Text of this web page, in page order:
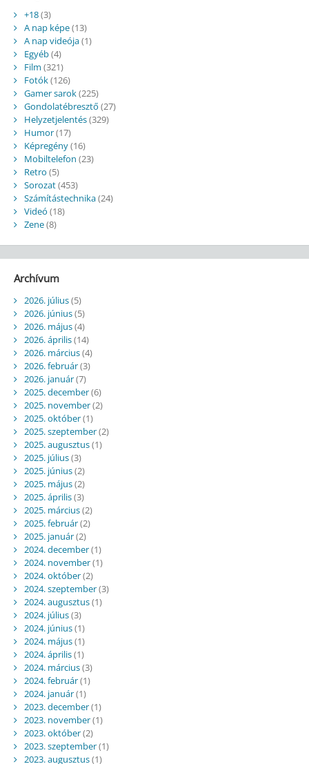
+18(3)
A nap képe(13)
A nap videója(1)
Egyéb(4)
Film (321)
Fotók(126)
Gamer sarok(225)
Gondolatébresztő (27)
Helyzetjelentés(329)
Humor(17)
Képregény(16)
Mobiltelefon (23)
Retro (5)
Sorozat(453)
Számítástechnika(24)
Videó (18)
Zene(8)
Archívum
2026. július(5)
2026. június(5)
2026. május(4)
2026. április(14)
2026. március(4)
2026. február(3)
2026. január(7)
2025. december(6)
2025. november(2)
2025. október(1)
2025. szeptember(2)
2025. augusztus(1)
2025. július(3)
2025. június(2)
2025. május(2)
2025. április(3)
2025. március(2)
2025. február(2)
2025. január(2)
2024. december(1)
2024. november(1)
2024. október(2)
2024. szeptember(3)
2024. augusztus(1)
2024. július(3)
2024. június(1)
2024. május(1)
2024. április(1)
2024. március(3)
2024. február(1)
2024. január(1)
2023. december(1)
2023. november(1)
2023. október(2)
2023. szeptember(1)
2023. augusztus(1)